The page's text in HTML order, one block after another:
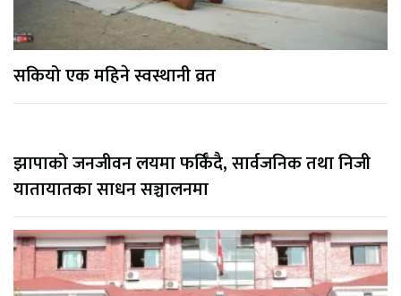
सकियो एक महिने स्वस्थानी व्रत
झापाको जनजीवन लयमा फर्किँदै, सार्वजनिक तथा निजी
यातायातका साधन सञ्चालनमा